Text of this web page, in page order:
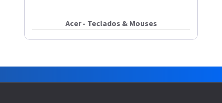
Acer - Teclados & Mouses